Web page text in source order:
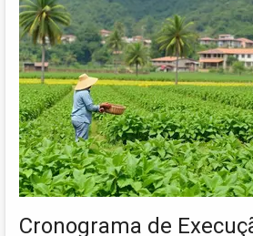
Cronograma de